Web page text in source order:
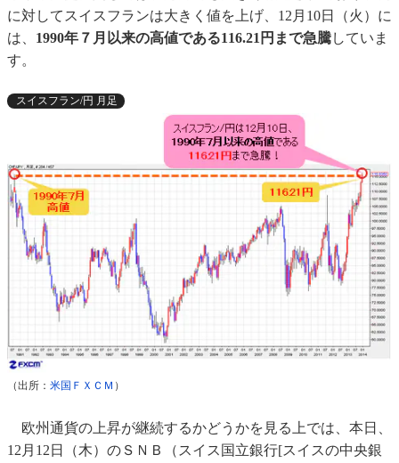
に対してスイスフランは大きく値を上げ、12月10日（火）に
は、 1990年７月以来の高値である116.21円まで急騰していま
す。
スイスフラン/円 月足
（出所： 米国ＦＸＣＭ ）
欧州通貨の上昇が継続するかどうかを見る上では、本日、
12月12日（木）のＳＮＢ（スイス国立銀行[スイスの中央銀